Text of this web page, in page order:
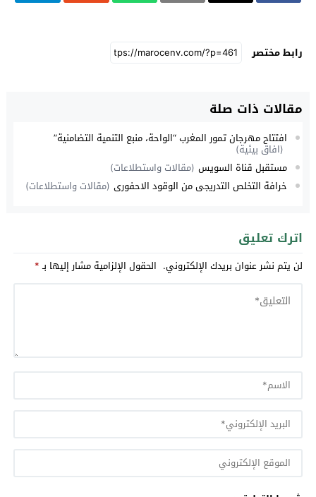
رابط مختصر
مقالات ذات صلة
افتتاح مهرجان تمور المغرب “الواحة، منبع التنمية التضامنية”
(افاق بيئية)
مستقبل قناة السويس (مقالات واستطلاعات)
خرافة التخلص التدريجي من الوقود الاحفوري (مقالات واستطلاعات)
اترك تعليق
لن يتم نشر عنوان بريدك الإلكتروني. الحقول الإلزامية مشار إليها بـ*